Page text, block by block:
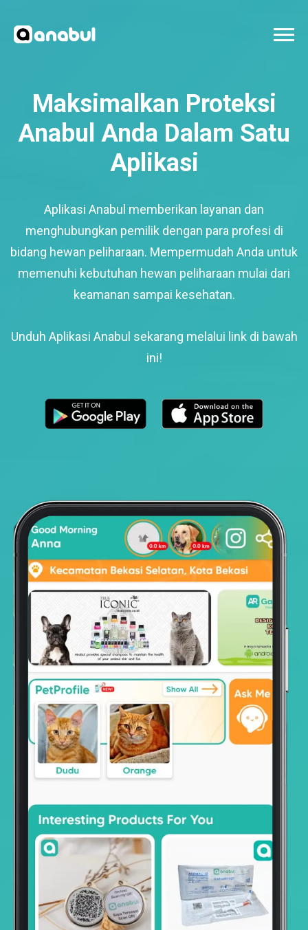
Maksimalkan Proteksi
Anabul Anda Dalam Satu
Aplikasi
Aplikasi Anabul memberikan layanan dan
menghubungkan pemilik dengan para profesi di
bidang hewan peliharaan. Mempermudah Anda untuk
memenuhi kebutuhan hewan peliharaan mulai dari
keamanan sampai kesehatan.
Unduh Aplikasi Anabul sekarang melalui link di bawah
ini!